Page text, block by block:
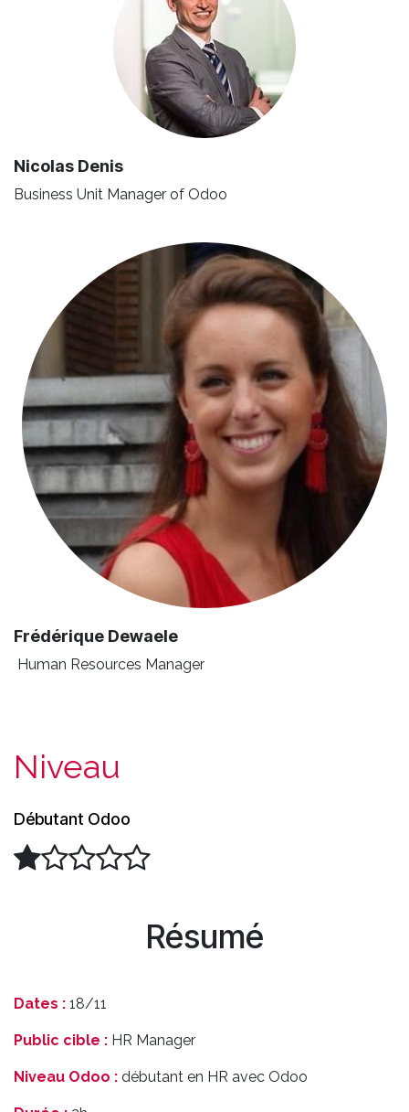
Nicolas Denis
Business Unit Manager of Odoo
Frédérique Dewaele
Human Resources Manager
Niveau
Débutant Odoo
Résumé
Dates : 18/11
Public cible : HR Manager
Niveau Odoo : débutant en HR avec Odoo